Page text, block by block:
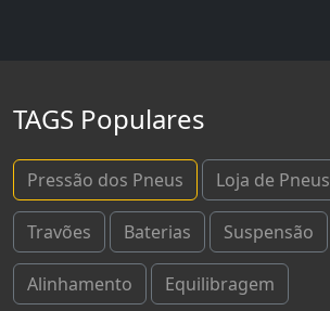
TAGS Populares
Pressão dos Pneus Loja de Pneus
Travões Baterias Suspensão
Alinhamento Equilibragem